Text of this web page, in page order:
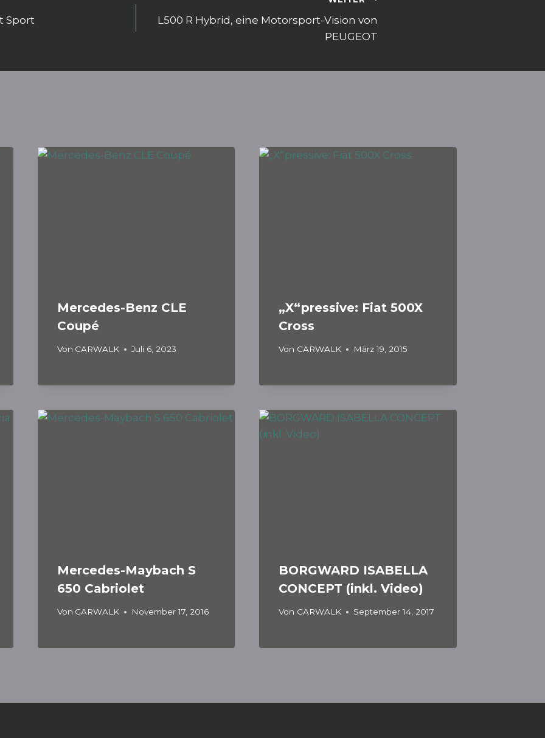
Sport
L500 R Hybrid, eine Motorsport-Vision von
PEUGEOT
Mercedes-Benz CLE
Coupé
Von CARWALK Juli 6, 2023
„X“pressive: Fiat 500X
Cross
Von CARWALK März 19, 2015
Mercedes-Maybach S
650 Cabriolet
Von CARWALK November 17, 2016
BORGWARD ISABELLA
CONCEPT (inkl. Video)
Von CARWALK September 14, 2017